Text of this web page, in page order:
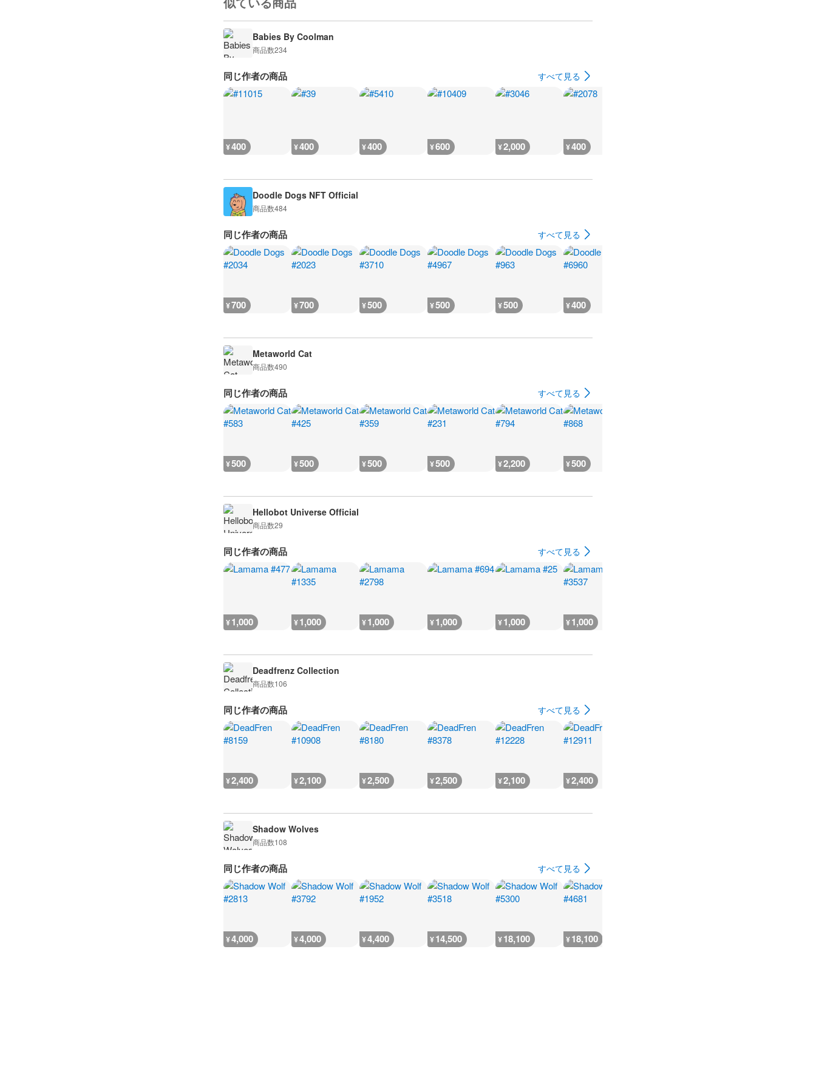
Babies By Coolman
商品数234
同じ作者の商品 すべて見る
¥400 ¥400 ¥400 ¥600 ¥2,000 ¥400
Doodle Dogs NFT Official
商品数484
同じ作者の商品 すべて見る
¥700 ¥700 ¥500 ¥500 ¥500 ¥400
Metaworld Cat
商品数490
同じ作者の商品 すべて見る
¥500 ¥500 ¥500 ¥500 ¥2,200 ¥500
Hellobot Universe Official
商品数29
同じ作者の商品 すべて見る
¥1,000 ¥1,000 ¥1,000 ¥1,000 ¥1,000 ¥1,000
Deadfrenz Collection
商品数106
同じ作者の商品 すべて見る
¥2,400 ¥2,100 ¥2,500 ¥2,500 ¥2,100 ¥2,400
Shadow Wolves
商品数108
同じ作者の商品 すべて見る
¥4,000 ¥4,000 ¥4,400 ¥14,500 ¥18,100 ¥18,100